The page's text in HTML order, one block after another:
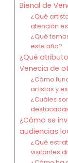
Bienal de
¿Qué
atención
¿Qué
este año?
¿Qué
Venecia de
¿Cómo
artistas y
¿Cuáles
¿Cómo se
audiencias
¿Qué
visitantes